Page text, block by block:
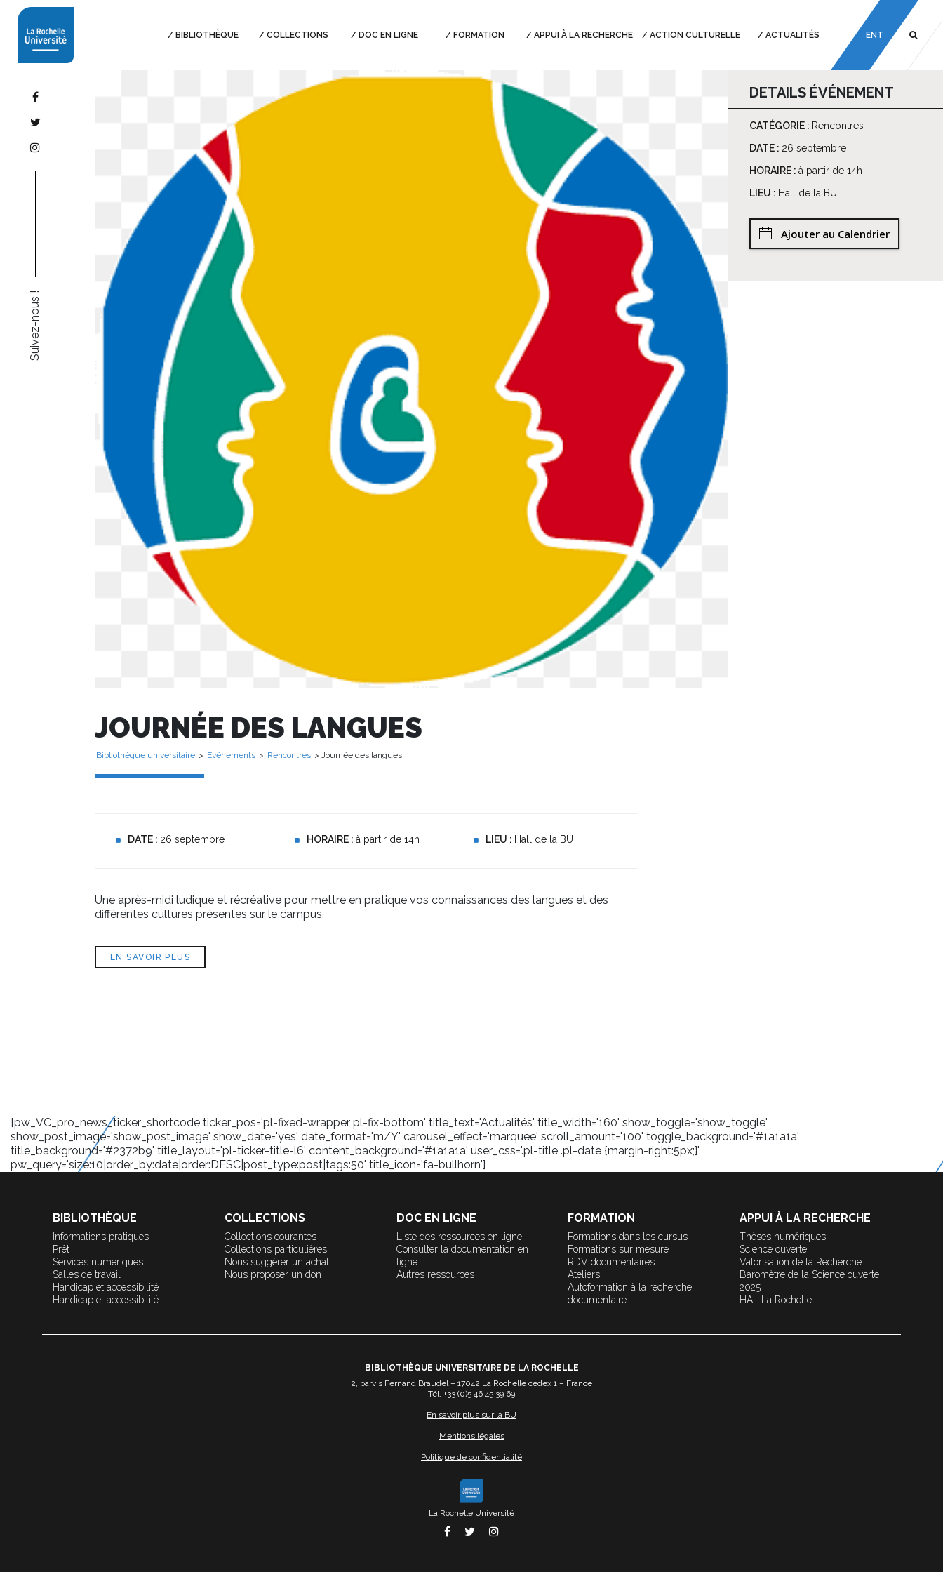
BIBLIOTHÈQUE COLLECTIONS DOC EN LIGNE FORMATION APPUI À LA RECHERCHE ACTION CULTURELLE ACTUALITÉS ENT
Suivez-nous !
JOURNÉE DES LANGUES
Bibliothèque universitaire > Evénements > Rencontres > Journée des langues
DATE : 26 septembre HORAIRE :à partir de 14h LIEU : Hall de la BU
Une après-midi ludique et récréative pour mettre en pratique vos connaissances des langues et des
différentes cultures présentes sur le campus.
EN SAVOIR PLUS
DETAILS ÉVÉNEMENT
CATÉGORIE : Rencontres
DATE : 26 septembre
HORAIRE : à partir de 14h
LIEU : Hall de la BU
Ajouter au Calendrier
[pw_VC_pro_news_ticker_shortcode ticker_pos='pl-fixed-wrapper pl-fix-bottom' title_text='Actualités' title_width='160' show_toggle='show_toggle'
show_post_image='show_post_image' show_date='yes' date_format='m/Y' carousel_effect='marquee' scroll_amount='100' toggle_background='#1a1a1a'
title_background='#2372b9' title_layout='pl-ticker-title-l6' content_background='#1a1a1a' user_css='.pl-title .pl-date {margin-right:5px;}'
pw_query='size:10|order_by:date|order:DESC|post_type:post|tags:50' title_icon='fa-bullhorn']
BIBLIOTHÈQUE
Informations pratiques
Prêt
Services numériques
Salles de travail
Handicap et accessibilité
Handicap et accessibilité
COLLECTIONS
Collections courantes
Collections particulières
Nous suggérer un achat
Nous proposer un don
DOC EN LIGNE
Liste des ressources en ligne
Consulter la documentation en
ligne
Autres ressources
FORMATION
Formations dans les cursus
Formations sur mesure
RDV documentaires
Ateliers
Autoformation à la recherche
documentaire
APPUI À LA RECHERCHE
Thèses numériques
Science ouverte
Valorisation de la Recherche
Baromètre de la Science ouverte
2025
HAL La Rochelle
BIBLIOTHÈQUE UNIVERSITAIRE DE LA ROCHELLE
2, parvis Fernand Braudel – 17042 La Rochelle cedex 1 – France
Tél. +33 (0)5 46 45 39 69
En savoir plus sur la BU
Mentions légales
Politique de confidentialité
La Rochelle Université